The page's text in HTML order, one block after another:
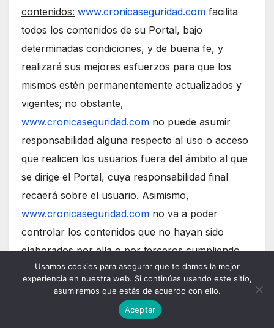
contenidos: www.cronicaseguridad.com facilita
todos los contenidos de su Portal, bajo
determinadas condiciones, y de buena fe, y
realizará sus mejores esfuerzos para que los
mismos estén permanentemente actualizados y
vigentes; no obstante,
www.cronicaseguridad.com no puede asumir
responsabilidad alguna respecto al uso o acceso
que realicen los usuarios fuera del ámbito al que
se dirige el Portal, cuya responsabilidad final
recaerá sobre el usuario. Asimismo,
www.cronicaseguridad.com no va a poder
controlar los contenidos que no hayan sido
elaborados por ella o por terceros cumpliendo
su encargo y, por tanto, no responderá en
ningún caso de los daños, contenidos e
indisponibilidades técnicas que pudieran causarse
Usamos cookies para asegurar que te damos la mejor
experiencia en nuestra web. Si continúas usando este sitio,
asumiremos que estás de acuerdo con ello.
Aceptar